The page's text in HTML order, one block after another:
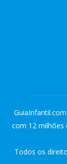
com 12 milhões
Todos os